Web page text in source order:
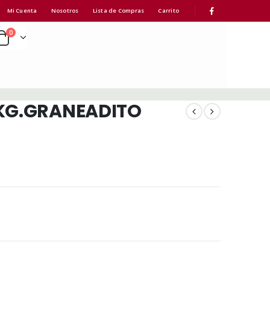
Mi Cuenta Nosotros Lista de Compras Carrito
0